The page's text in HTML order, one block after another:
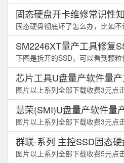
固态硬盘开卡维修常识性
固态硬盘彻底坏了怎么办，比如
SM2246XT量产工具修复
下图是拆开的SSD，可以看到颗
芯片工具U盘量产软件量
图片以上系列全部下载收费3元点
慧荣(SMI)U盘量产软件量
图片以上系列全部下载收费3元点
群联-系列 主控SSD固态
图片以上系列全部下载收费5元点